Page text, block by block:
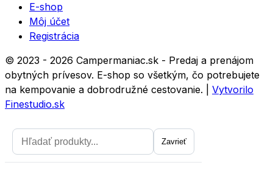
E-shop
Môj účet
Registrácia
© 2023 - 2026 Campermaniac.sk - Predaj a prenájom
obytných prívesov. E-shop so všetkým, čo potrebujete
na kempovanie a dobrodružné cestovanie.
Vytvorilo
Finestudio.sk
Zavrieť
Zavrieť